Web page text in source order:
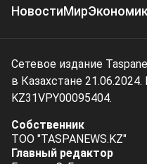
НовостиМир
Сетевое издание
в Казахстане
KZ31VPY00095404.
Собственник
ТОО "TASPANEWS.KZ"
Главный редактор